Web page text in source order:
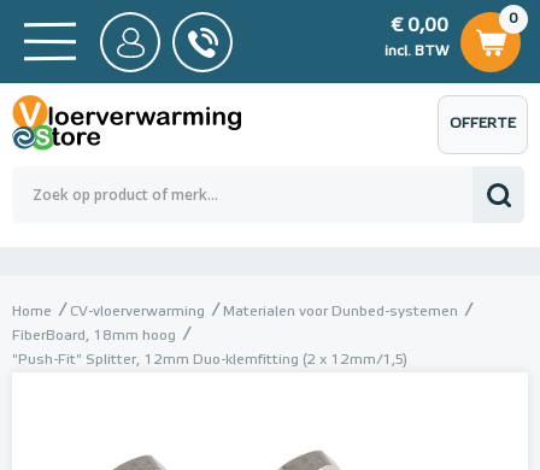
BTW
0,00
0
€ 0,00
incl. BTW
€ 0,00
OFFERTE
AANVRAGEN
Home CV-vloerverwarming
Materialen voor Dunbed-systemen
FiberBoard, 18mm hoog
"Push-Fit" Splitter, 12mm Duo-klemfitting (2 x 12mm/1,5)